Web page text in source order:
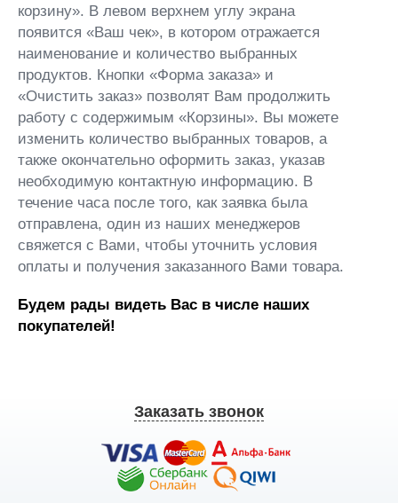
корзину». В левом верхнем углу экрана
появится «Ваш чек», в котором отражается
наименование и количество выбранных
продуктов. Кнопки «Форма заказа» и
«Очистить заказ» позволят Вам продолжить
работу с содержимым «Корзины». Вы можете
изменить количество выбранных товаров, а
также окончательно оформить заказ, указав
необходимую контактную информацию. В
течение часа после того, как заявка была
отправлена, один из наших менеджеров
свяжется с Вами, чтобы уточнить условия
оплаты и получения заказанного Вами товара.
Будем рады видеть Вас в числе наших
покупателей!
Заказать звонок